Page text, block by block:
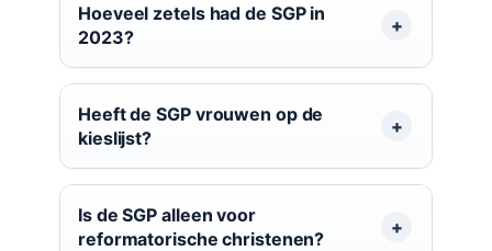
Hoeveel zetels had de SGP in
2023?
Heeft de SGP vrouwen op de
kieslijst?
Is de SGP alleen voor
reformatorische christenen?